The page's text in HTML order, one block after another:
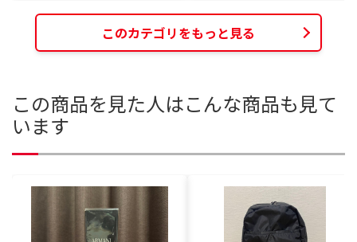
このカテゴリをもっと見る
この商品を見た人はこんな商品も見て
います